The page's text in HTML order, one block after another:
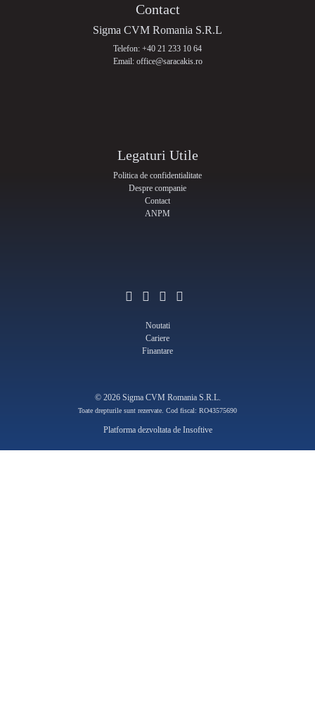
Contact
Sigma CVM Romania S.R.L
Telefon: +40 21 233 10 64
Email: office@saracakis.ro
Legaturi Utile
Politica de confidentialitate
Despre companie
Contact
ANPM
Noutati
Cariere
Finantare
© 2026 Sigma CVM Romania S.R.L.
Toate drepturile sunt rezervate. Cod fiscal: RO43575690
Platforma dezvoltata de Insoftive